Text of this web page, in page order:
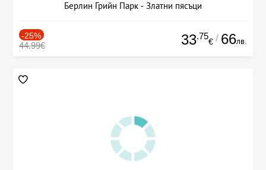
Берлин Грийн Парк - Златни пясъци
-25%
44.99€ 33.75
€ / 66лв.